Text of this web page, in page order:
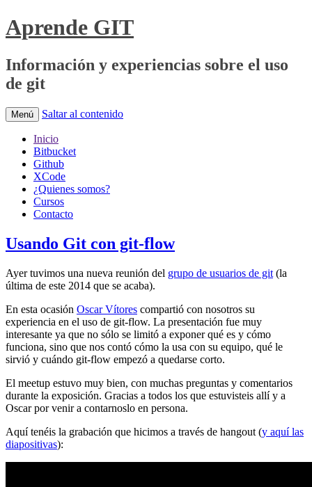
Aprende GIT
Información y experiencias sobre el uso
de git
Menú Saltar al contenido
Inicio
Bitbucket
Github
XCode
¿Quienes somos?
Cursos
Contacto
Usando Git con git-flow
Ayer tuvimos una nueva reunión del grupo de usuarios de git (la
última de este 2014 que se acaba).
En esta ocasión Oscar Vítores compartió con nosotros su
experiencia en el uso de git-flow. La presentación fue muy
interesante ya que no sólo se limitó a exponer qué es y cómo
funciona, sino que nos contó cómo la usa con su equipo, qué le
sirvió y cuándo git-flow empezó a quedarse corto.
El meetup estuvo muy bien, con muchas preguntas y comentarios
durante la exposición. Gracias a todos los que estuvisteis allí y a
Oscar por venir a contarnoslo en persona.
Aquí tenéis la grabación que hicimos a través de hangout (y aquí las
diapositivas):